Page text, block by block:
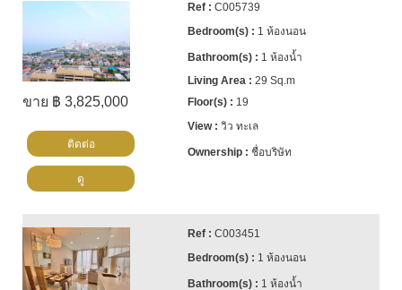
ขาย ฿ 3,825,000
C005739
1 ห้องนอน
1 ห้องน้ำ
29 Sq.m
19
วิว ทะเล
ชื่อบริษัท
ติดต่อ
ดู
C003451
1 ห้องนอน
1 ห้องน้ำ